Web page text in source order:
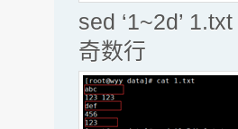
sed ‘1~2d’
奇数行